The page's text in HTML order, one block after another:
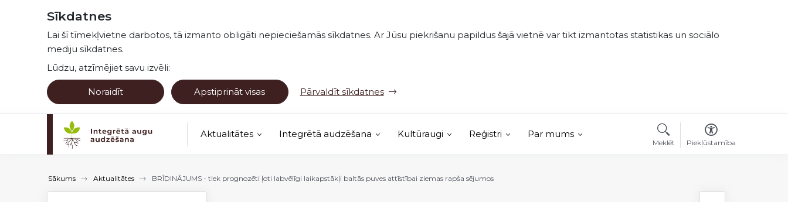
Sīkdatnes
Lai šī tīmekļvietne darbotos, tā izmanto obligāti nepieciešamās sīkdatnes. Ar Jūsu piekrišanu papildus šajā vietnē var tikt izmantotas statistikas un sociālo
mediju sīkdatnes.
Lūdzu, atzīmējiet savu izvēli:
Noraidīt Apstiprināt visas Pārvaldīt sīkdatnes
Aktualitātes Integrētā audzēšana Kultūraugi Reģistri Par mums
Kultūraugu novērojumu karte (Ārējā saite)
Meklēt Piekļūstamība
Sākums Aktualitātes BRĪDINĀJUMS - tiek prognozēti ļoti labvēlīgi laikapstākļi baltās puves attīstībai ziemas rapša sējumos